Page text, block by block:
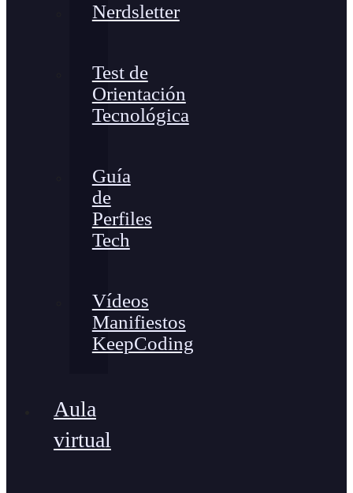
Nerdsletter
Test de
Orientación
Tecnológica
Guía
de
Perfiles
Tech
Vídeos
Manifiestos
KeepCoding
Aula
virtual